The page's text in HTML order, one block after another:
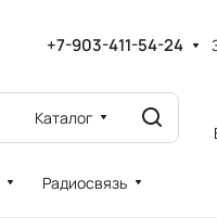
+7-903-411-54-24
Каталог
Радиосвязь